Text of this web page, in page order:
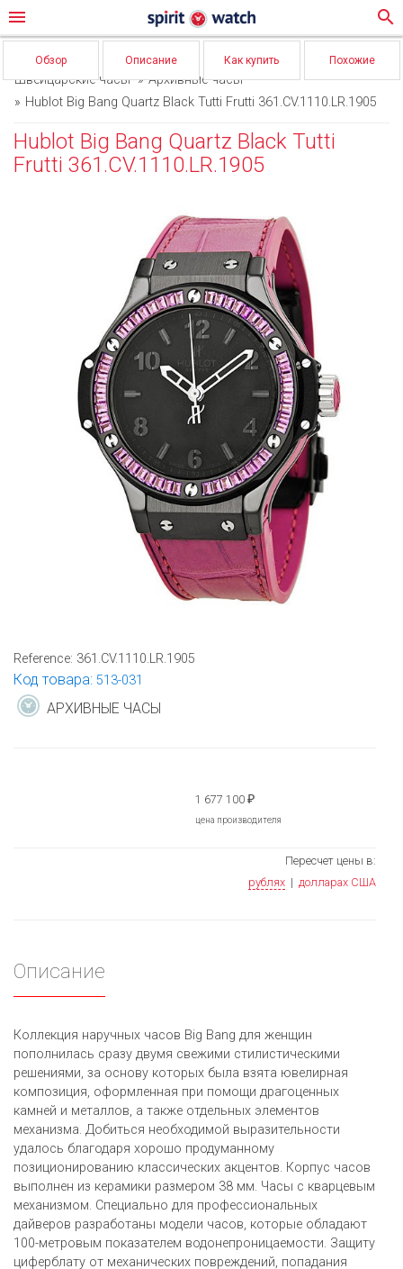
menu search
Обзор Описание Как купить Похожие
Швейцарские часы
Архивные часы
Hublot Big Bang Quartz Black Tutti Frutti 361.CV.1110.LR.1905
Hublot Big Bang Quartz Black Tutti
Frutti 361.CV.1110.LR.1905
Reference: 361.CV.1110.LR.1905
Код товара: 513-031
АРХИВНЫЕ ЧАСЫ
1 677 100 ₽
цена производителя
Пересчет цены в:
рублях | долларах США
Описание
Коллекция наручных часов Big Bang для женщин
пополнилась сразу двумя свежими стилистическими
решениями, за основу которых была взята ювелирная
композиция, оформленная при помощи драгоценных
камней и металлов, а также отдельных элементов
механизма. Добиться необходимой выразительности
удалось благодаря хорошо продуманному
позиционированию классических акцентов. Корпус часов
выполнен из керамики размером 38 мм. Часы с кварцевым
механизмом. Специально для профессиональных
дайверов разработаны модели часов, которые обладают
100-метровым показателем водонепроницаемости. Защиту
циферблату от механических повреждений, попадания